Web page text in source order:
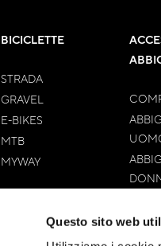
Questo sito web
BICICLETTE
STRADA
GRAVEL
E-BIKES
MTB
MYWAY